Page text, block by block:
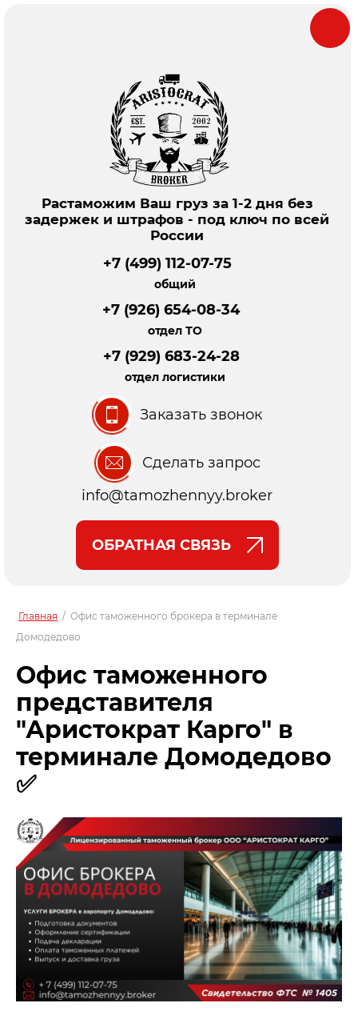
Растаможим Ваш груз за 1-2 дня без
задержек и штрафов - под ключ по всей
России
+7 (499) 112-07-75
общий
+7 (926) 654-08-34
отдел ТО
+7 (929) 683-24-28
отдел логистики
Заказать звонок
Сделать запрос
info@tamozhennyy.broker
ОБРАТНАЯ СВЯЗЬ
Главная / Офис таможенного брокера в терминале
Домодедово
Офис таможенного
представителя
"Аристократ Карго" в
терминале Домодедово
✅